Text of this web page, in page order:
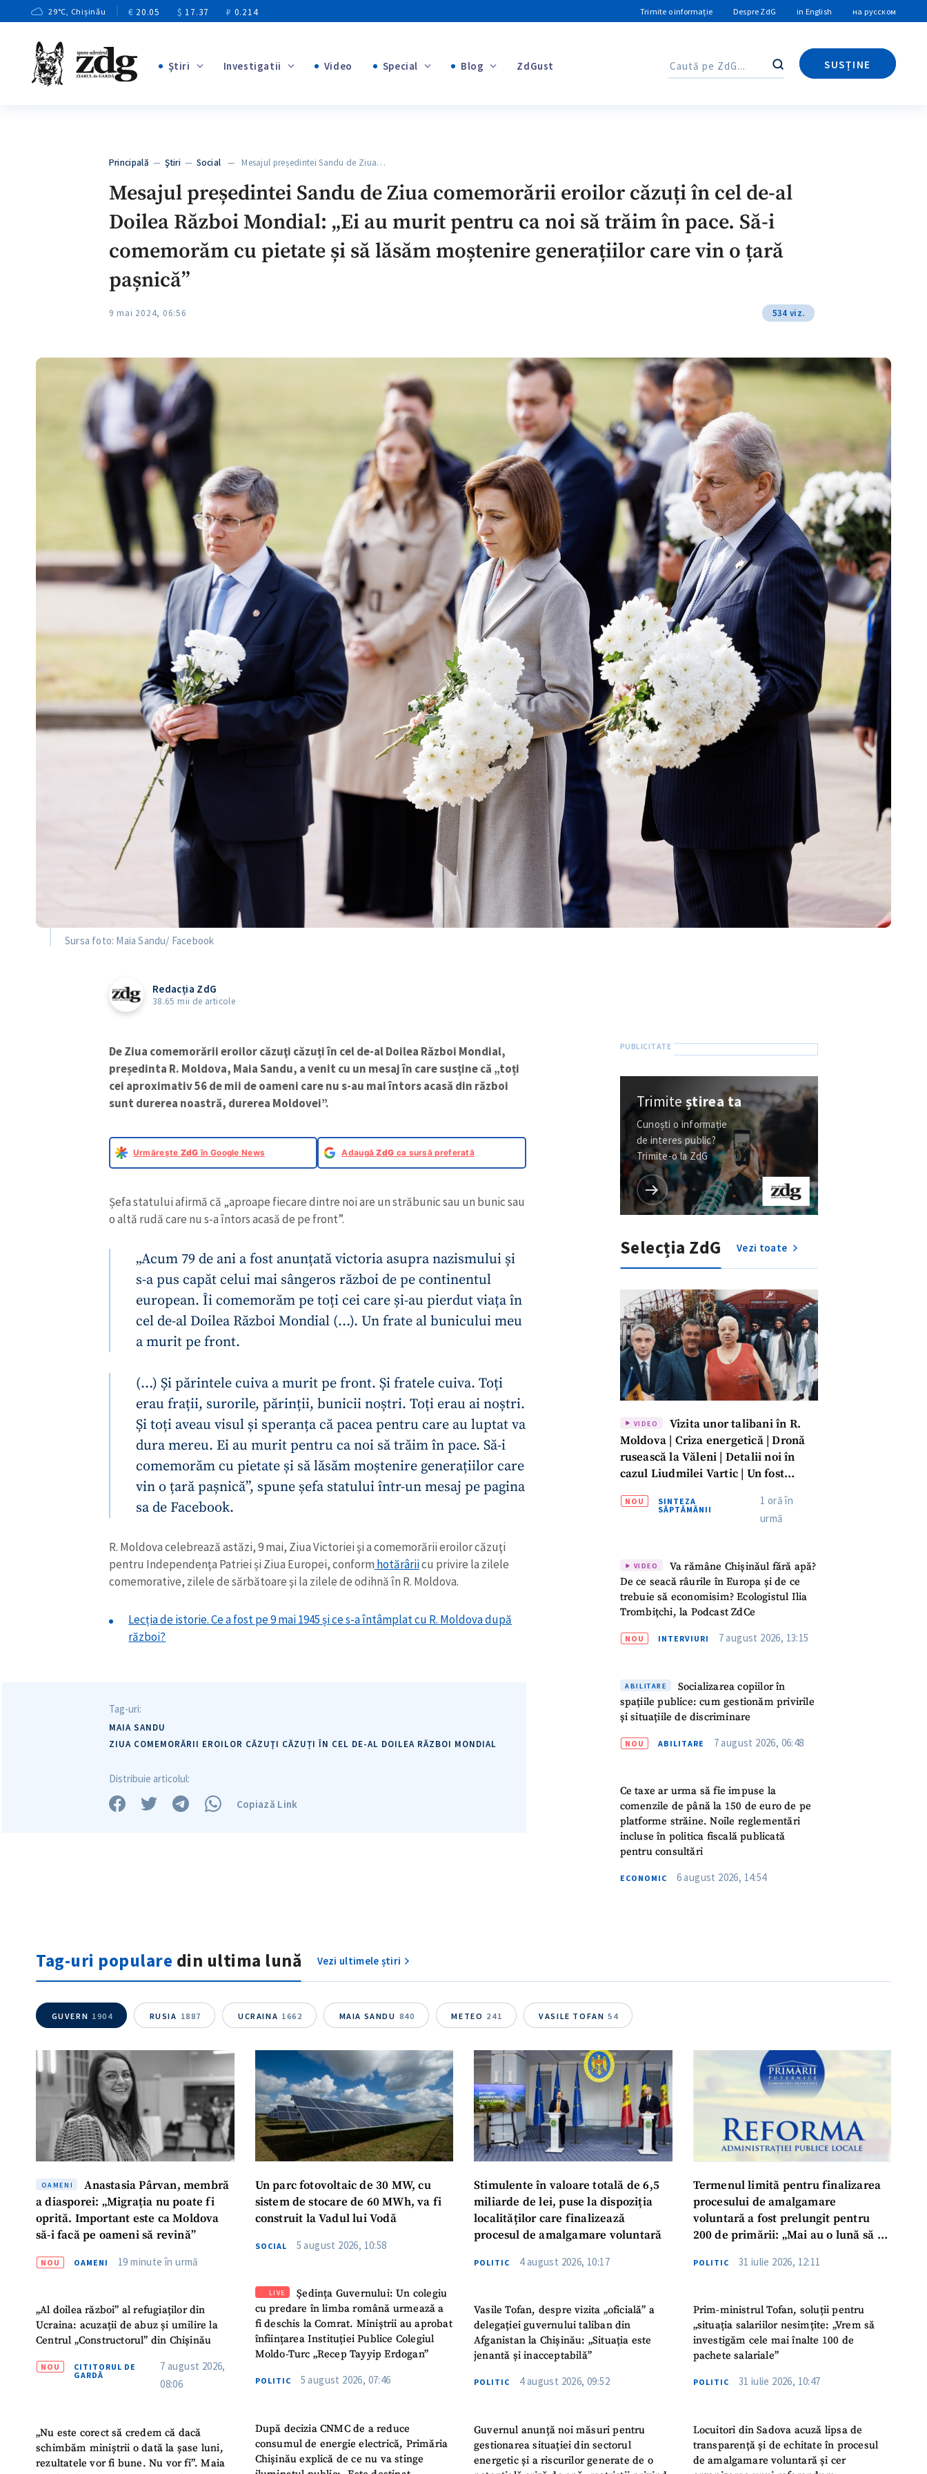
29°C, Chișinău € 20.05 $ 17.37 ₽ 0.214 Trimite o informație Despre ZdG in English на русском
Ştiri Investigatii Video Special
+1
Blog
+1
ZdGust Caută
SUSȚINE
Caută
Principală —Ştiri —Social — Mesajul președintei Sandu de Ziua…
Mesajul președintei Sandu de Ziua comemorării eroilor căzuți în cel de-al
Doilea Război Mondial: „Ei au murit pentru ca noi să trăim în pace. Să-i
comemorăm cu pietate și să lăsăm moștenire generațiilor care vin o țară
pașnică”
9 mai 2024, 06:56 534 viz.
Sursa foto: Maia Sandu/ Facebook
Redacția ZdG
38.65 mii de articole
De Ziua comemorării eroilor căzuţi căzuți în cel de-al Doilea Război Mondial,
președinta R. Moldova, Maia Sandu, a venit cu un mesaj în care susține că „toți
cei aproximativ 56 de mii de oameni care nu s-au mai întors acasă din război
sunt durerea noastră, durerea Moldovei”.
Urmărește ZdG în Google News AdaugăZdG ca sursă preferată
Șefa statului afirmă că „aproape fiecare dintre noi are un străbunic sau un bunic sau
o altă rudă care nu s-a întors acasă de pe front”.
„Acum 79 de ani a fost anunțată victoria asupra nazismului și
s-a pus capăt celui mai sângeros război de pe continentul
european. Îi comemorăm pe toți cei care și-au pierdut viața în
cel de-al Doilea Război Mondial (…). Un frate al bunicului meu
a murit pe front.
(…) Și părintele cuiva a murit pe front. Și fratele cuiva. Toți
erau frații, surorile, părinții, bunicii noștri. Toți erau ai noștri.
Și toți aveau visul și speranța că pacea pentru care au luptat va
dura mereu. Ei au murit pentru ca noi să trăim în pace. Să-i
comemorăm cu pietate și să lăsăm moștenire generațiilor care
vin o țară pașnică”, spune șefa statului într-un mesaj pe pagina
sa de Facebook.
R. Moldova celebrează astăzi, 9 mai, Ziua Victoriei şi a comemorării eroilor căzuţi
pentru Independenţa Patriei și Ziua Europei, conform hotărâriicu privire la zilele
comemorative, zilele de sărbătoare şi la zilele de odihnă în R. Moldova.
Lecția de istorie. Ce a fost pe 9 mai 1945 și ce s-a întâmplat cu R. Moldova după
război?
Tag-uri:
MAIA SANDU
ZIUA COMEMORĂRII EROILOR CĂZUŢI CĂZUȚI ÎN CEL DE-AL DOILEA RĂZBOI MONDIAL
Distribuie articolul:
Copiază Link
Trimiteștirea ta
Cunoști o informație
de interes public?
Trimite-o la ZdG
Selecția ZdG Vezi toate
VIDEO
Vizita unor talibani în R.
Moldova | Criza energetică | Dronă
rusească la Văleni | Detalii noi în
cazul Liudmilei Vartic | Un fost
pentru îmbogățire ilicită | Averea lui
Dumitru Vangheli, sub lupa ANI |
NOU
SINTEZA
SĂPTĂMÂNII
1 oră în
urmă
VIDEO
Va rămâne Chișinăul fără apă?
De ce seacă râurile în Europa și de ce
trebuie să economisim? Ecologistul Ilia
Trombițchi, la Podcast ZdCe
NOU INTERVIURI 7 august 2026, 13:15
ABILITARE
Socializarea copiilor în
spațiile publice: cum gestionăm privirile
și situațiile de discriminare
NOU ABILITARE 7 august 2026, 06:48
Ce taxe ar urma să fie impuse la
comenzile de până la 150 de euro de pe
platforme străine. Noile reglementări
incluse în politica fiscală publicată
pentru consultări
ECONOMIC 6 august 2026, 14:54
Tag-uri populare din ultima lună Vezi ultimele știri
GUVERN 1904 RUSIA 1887 UCRAINA 1662 MAIA SANDU 840 METEO 241 VASILE TOFAN 54
OAMENI
Anastasia Pârvan, membră
a diasporei: „Migrația nu poate fi
oprită. Important este ca Moldova
să-i facă pe oameni să revină”
NOU OAMENI 19 minute în urmă
„Al doilea război” al refugiaților din
Ucraina: acuzații de abuz și umilire la
Centrul „Constructorul” din Chișinău
NOU
CITITORUL DE
GARDĂ
7 august 2026,
08:06
„Nu este corect să credem că dacă
schimbăm miniștrii o dată la șase luni,
rezultatele vor fi bune. Nu vor fi”. Maia
Un parc fotovoltaic de 30 MW, cu
sistem de stocare de 60 MWh, va fi
construit la Vadul lui Vodă
SOCIAL 5 august 2026, 10:58
LIVE
Ședința Guvernului: Un colegiu
cu predare în limba română urmează a
fi deschis la Comrat. Miniștrii au aprobat
înființarea Instituției Publice Colegiul
Moldo-Turc „Recep Tayyip Erdogan”
POLITIC 5 august 2026, 07:46
După decizia CNMC de a reduce
consumul de energie electrică, Primăria
Chișinău explică de ce nu va stinge
Stimulente în valoare totală de 6,5
miliarde de lei, puse la dispoziția
localităților care finalizează
procesul de amalgamare voluntară
POLITIC 4 august 2026, 10:17
Vasile Tofan, despre vizita „oficială” a
delegației guvernului taliban din
Afganistan la Chișinău: „Situația este
jenantă și inacceptabilă”
POLITIC 4 august 2026, 09:52
Guvernul anunță noi măsuri pentru
gestionarea situației din sectorul
energetic și a riscurilor generate de o
Termenul limită pentru finalizarea
procesului de amalgamare
voluntară a fost prelungit pentru
200 de primării: „Mai au o lună să se
POLITIC 31 iulie 2026, 12:11
Prim-ministrul Tofan, soluții pentru
„situația salariilor nesimțite: „Vrem să
investigăm cele mai înalte 100 de
pachete salariale”
POLITIC 31 iulie 2026, 10:47
Locuitori din Sadova acuză lipsa de
transparență și de echitate în procesul
de amalgamare voluntară și cer
ȘTIREA MEA
Titlu știre + Adaugă titlu
Fotografie + Încarcă imagine
+ Numele meu
Am citit și sunt de acord cupolitica de